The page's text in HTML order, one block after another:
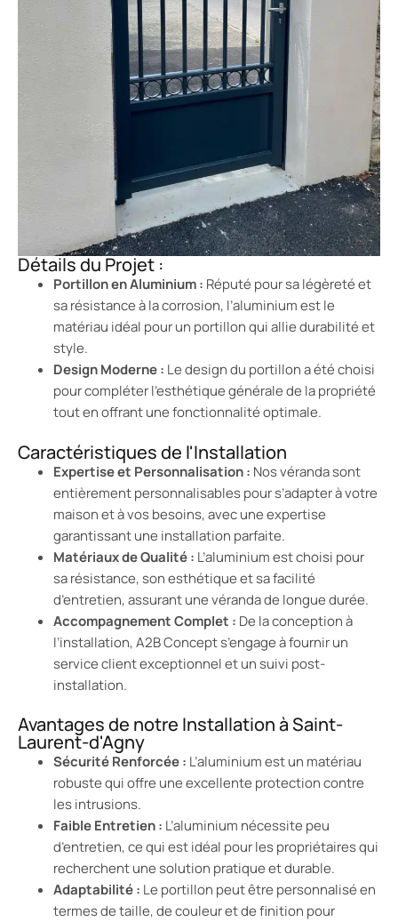
Détails du Projet :
Portillon en Aluminium : Réputé pour sa légèreté et
sa résistance à la corrosion, l’aluminium est le
matériau idéal pour un portillon qui allie durabilité et
style.
Design Moderne : Le design du portillon a été choisi
pour compléter l’esthétique générale de la propriété
tout en offrant une fonctionnalité optimale.
Caractéristiques de l'Installation
Expertise et Personnalisation : Nos véranda sont
entièrement personnalisables pour s’adapter à votre
maison et à vos besoins, avec une expertise
garantissant une installation parfaite.
Matériaux de Qualité : L’aluminium est choisi pour
sa résistance, son esthétique et sa facilité
d’entretien, assurant une véranda de longue durée.
Accompagnement Complet : De la conception à
l’installation, A2B Concept s’engage à fournir un
service client exceptionnel et un suivi post-
installation.
Avantages de notre Installation à Saint-
Laurent-d'Agny
Sécurité Renforcée : L’aluminium est un matériau
robuste qui offre une excellente protection contre
les intrusions.
Faible Entretien : L’aluminium nécessite peu
d’entretien, ce qui est idéal pour les propriétaires qui
recherchent une solution pratique et durable.
Adaptabilité : Le portillon peut être personnalisé en
termes de taille, de couleur et de finition pour